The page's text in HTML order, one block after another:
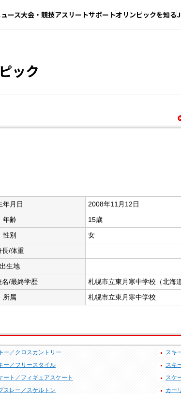
ース大会・競技アスリートサポートオリンピックを知る
ック
年月日
2008年11月12日
年齢
15歳
性別
女
長/体重
出生地
名/最終学歴
札幌市立東月寒中学校（北海
所属
札幌市立東月寒中学校
ー／クロスカントリー
スキ
ー／フリースタイル
スキ
ート／フィギュアスケート
スケ
スレー／スケルトン
カー